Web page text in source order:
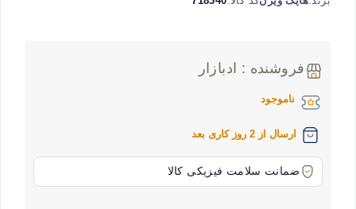
فروشنده : ادبازار
ناموجود
ارسال از 2 روز کاری بعد
ضمانت سلامت فیزیکی کالا